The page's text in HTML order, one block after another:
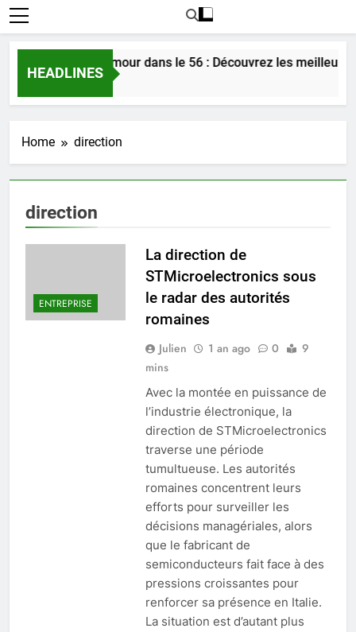
HEADLINES
Rencontrer l’amour dans le 56 : Découvrez les meilleures
3 Jours Ago
Home direction
direction
ENTREPRISE
La direction de
STMicroelectronics sous
le radar des autorités
romaines
Julien 1 an ago 0
9
mins
Avec la montée en puissance de
l’industrie électronique, la
direction de STMicroelectronics
traverse une période
tumultueuse. Les autorités
romaines concentrent leurs
efforts pour surveiller les
décisions managériales, alors
que le fabricant de
semiconducteurs fait face à des
pressions croissantes pour
renforcer sa présence en Italie.
La situation est d’autant plus